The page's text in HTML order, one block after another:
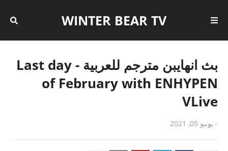
WINTER BEAR TV
بث انهايبن مترجم للعربية - Last day
of February with ENHYPEN
VLive
- يونيو 05, 2021